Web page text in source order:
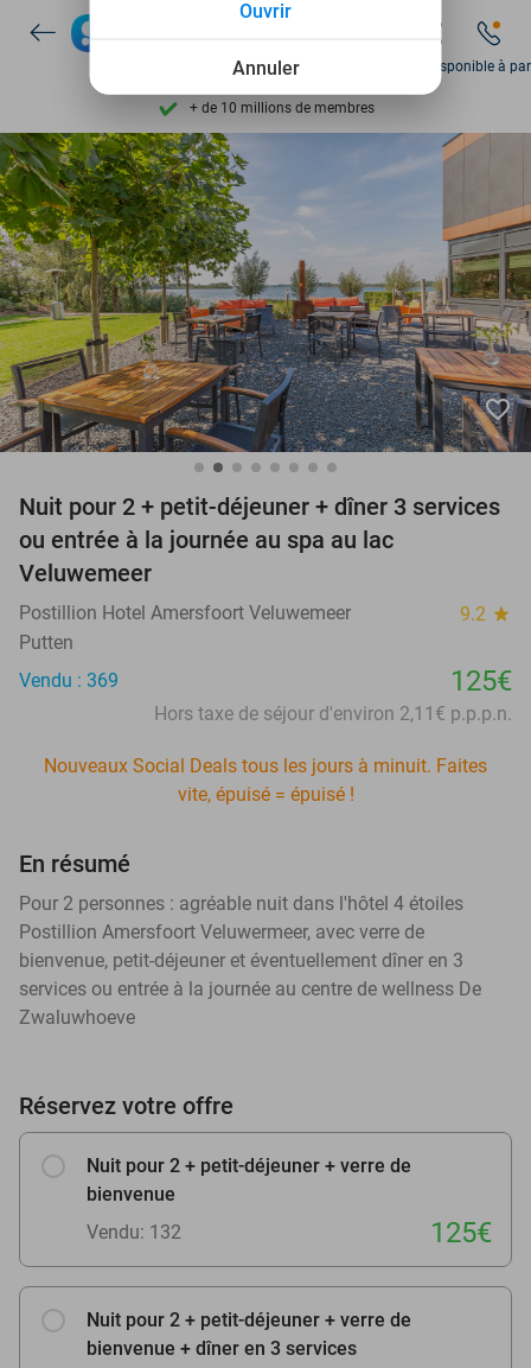
Disponible 7 jours par semaine
+ de 10 millions de membres
9,4 basé sur206 226 avis
Découvrez + de 15.000 deals
Disponible 7 jours par semaine
+ de 10 millions de membres
Dim disponible à
favorite_border
Nuit pour 2 + petit-déjeuner + dîner 3 services
ou entrée à la journée au spa au lac
Veluwemeer
Postillion Hotel Amersfoort Veluwemeer 9.2 star
Putten
Vendu : 369
125€
Hors taxe de séjour d'environ 2,11€ p.p.p.n.
Nouveaux Social Deals tous les jours à minuit. Faites
vite, épuisé = épuisé !
En résumé
Pour 2 personnes : agréable nuit dans l'hôtel 4 étoiles
Postillion Amersfoort Veluwermeer, avec verre de
bienvenue, petit-déjeuner et éventuellement dîner en 3
services ou entrée à la journée au centre de wellness De
Zwaluwhoeve
Réservez votre offre
Nuit pour 2 + petit-déjeuner + verre de
bienvenue
Vendu: 132
125€
Nuit pour 2 + petit-déjeuner + verre de
bienvenue + dîner en 3 services
Annuler
Ouvrir